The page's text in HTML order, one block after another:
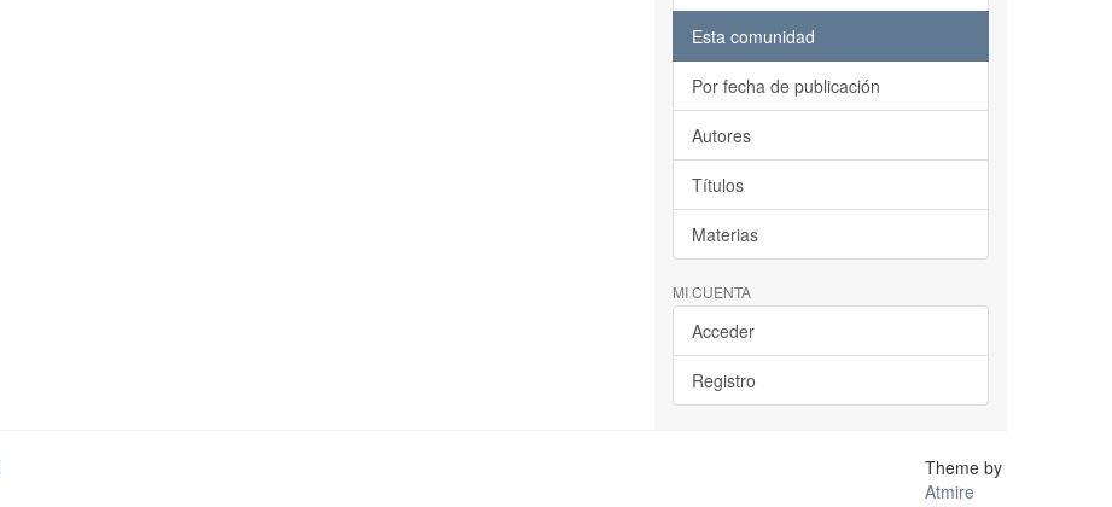
Esta comunidad
Por fecha de publicación
Autores
Títulos
Materias
MI CUENTA
Acceder
Registro
Theme by
Atmire